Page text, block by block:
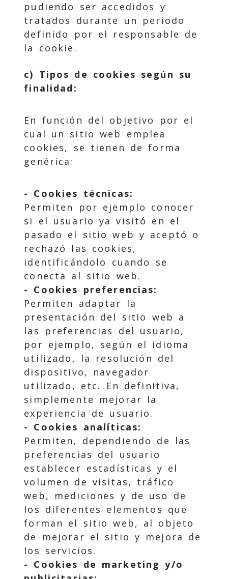
pudiendo ser accedidos y
tratados durante un periodo
definido por el responsable de
la cookie.
c) Tipos de cookies según su
finalidad:
En función del objetivo por el
cual un sitio web emplea
cookies, se tienen de forma
genérica:
- Cookies técnicas:
Permiten por ejemplo conocer
si el usuario ya visitó en el
pasado el sitio web y aceptó o
rechazó las cookies,
identificándolo cuando se
conecta al sitio web.
- Cookies preferencias:
Permiten adaptar la
presentación del sitio web a
las preferencias del usuario,
por ejemplo, según el idioma
utilizado, la resolución del
dispositivo, navegador
utilizado, etc. En definitiva,
simplemente mejorar la
experiencia de usuario.
- Cookies analíticas:
Permiten, dependiendo de las
preferencias del usuario
establecer estadísticas y el
volumen de visitas, tráfico
web, mediciones y de uso de
los diferentes elementos que
forman el sitio web, al objeto
de mejorar el sitio y mejora de
los servicios.
- Cookies de marketing y/o